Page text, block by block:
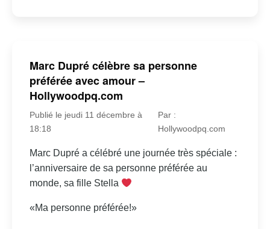
Marc Dupré célèbre sa personne
préférée avec amour –
Hollywoodpq.com
Publié le jeudi 11 décembre à
18:18
Par :
Hollywoodpq.com
Marc Dupré a célébré une journée très spéciale :
l’anniversaire de sa personne préférée au
monde, sa fille Stella
«Ma personne préférée!»